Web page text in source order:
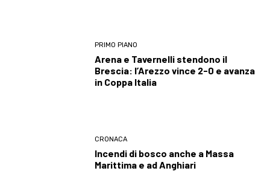
PRIMO PIANO
Arena e Tavernelli stendono il
Brescia: l’Arezzo vince 2-0 e avanza
in Coppa Italia
CRONACA
Incendi di bosco anche a Massa
Marittima e ad Anghiari